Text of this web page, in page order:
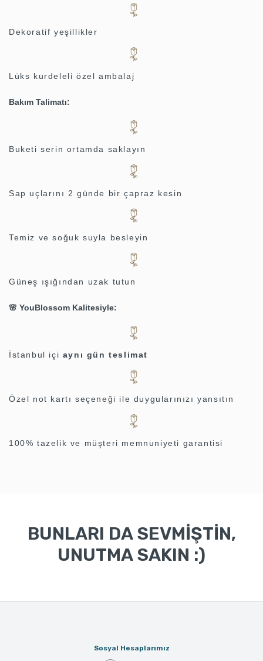
Dekoratif yeşillikler
Lüks kurdeleli özel ambalaj
Bakım Talimatı:
Buketi serin ortamda saklayın
Sap uçlarını 2 günde bir çapraz kesin
Temiz ve soğuk suyla besleyin
Güneş ışığından uzak tutun
🌸 YouBlossom Kalitesiyle:
İstanbul içi aynı gün teslimat
Özel not kartı seçeneği ile duygularınızı yansıtın
100% tazelik ve müşteri memnuniyeti garantisi
BUNLARI DA SEVMİŞTİN,
UNUTMA SAKIN :)
Sosyal Hesaplarımız